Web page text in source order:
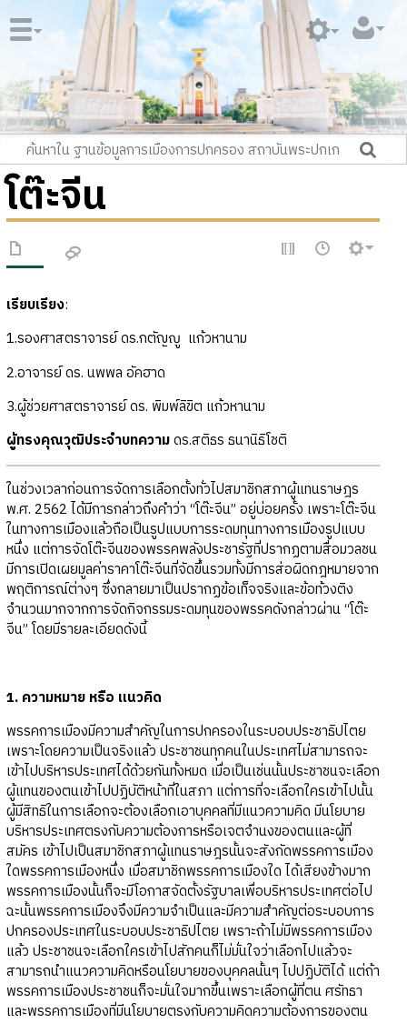
โต๊ะจีน
เรียบเรียง:
1.รองศาสตราจารย์ ดร.กตัญญู แก้วหานาม
2.อาจารย์ ดร. นพพล อัคฮาด
3.ผู้ช่วยศาสตราจารย์ ดร. พิมพ์ลิขิต แก้วหานาม
ผู้ทรงคุณวุฒิประจำบทความดร.สติธร ธนานิธิโชติ
ในช่วงเวลาก่อนการจัดการเลือกตั้งทั่วไปสมาชิกสภาผู้แทนราษฎร
พ.ศ. 2562 ได้มีการกล่าวถึงคำว่า “โต๊ะจีน” อยู่บ่อยครั้ง เพราะโต๊ะจีน
ในทางการเมืองแล้วถือเป็นรูปแบบการระดมทุนทางการเมืองรูปแบบ
หนึ่ง แต่การจัดโต๊ะจีนของพรรคพลังประชารัฐที่ปรากฏตามสื่อมวลชน
มีการเปิดเผยมูลค่าราคาโต๊ะจีนที่จัดขึ้นรวมทั้งมีการส่อผิดกฎหมายจาก
พฤติการณ์ต่างๆ ซึ่งกลายมาเป็นปรากฏข้อเท็จจริงและข้อท้วงติง
จำนวนมากจากการจัดกิจกรรมระดมทุนของพรรคดังกล่าวผ่าน “โต๊ะ
จีน” โดยมีรายละเอียดดังนี้
1. ความหมาย หรือ แนวคิด
พรรคการเมืองมีความสำคัญในการปกครองในระบอบประชาธิปไตย
เพราะโดยความเป็นจริงแล้ว ประชาชนทุกคนในประเทศไม่สามารถจะ
เข้าไปบริหารประเทศได้ด้วยกันทั้งหมด เมื่อเป็นเช่นนั้นประชาชนจะเลือก
ผู้แทนของตนเข้าไปปฏิบัติหน้าที่ในสภา แต่การที่จะเลือกใครเข้าไปนั้น
ผู้มีสิทธิในการเลือกจะต้องเลือกเอาบุคคลที่มีแนวความคิด มีนโยบาย
บริหารประเทศตรงกับความต้องการหรือเจตจำนงของตนและผู้ที่
สมัคร เข้าไปเป็นสมาชิกสภาผู้แทนราษฎรนั้นจะสังกัดพรรคการเมือง
ใดพรรคการเมืองหนึ่ง เมื่อสมาชิกพรรคการเมืองใด ได้เสียงข้างมาก
พรรคการเมืองนั้นก็จะมีโอกาสจัดตั้งรัฐบาลเพื่อบริหารประเทศต่อไป
ฉะนั้นพรรคการเมืองจึงมีความจำเป็นและมีความสำคัญต่อระบอบการ
ปกครองประเทศในระบอบประชาธิปไตย เพราะถ้าไม่มีพรรคการเมือง
แล้ว ประชาชนจะเลือกใครเข้าไปสักคนก็ไม่มั่นใจว่าเลือกไปแล้วจะ
สามารถนำแนวความคิดหรือนโยบายของบุคคลนั้นๆ ไปปฏิบัติได้ แต่ถ้า
พรรคการเมืองประชาชนก็จะมั่นใจมากขึ้นเพราะเลือกผู้ที่ตน ศรัทธา
และพรรคการเมืองที่มีนโยบายตรงกับความคิดความต้องการของตน